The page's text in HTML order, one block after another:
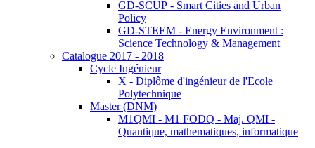
GD-SCUP - Smart Cities and Urban
Policy
GD-STEEM - Energy Environment :
Science Technology & Management
Catalogue 2017 - 2018
Cycle Ingénieur
X - Diplôme d'ingénieur de l'Ecole
Polytechnique
Master (DNM)
M1QMI - M1 FODQ - Maj. QMI -
Quantique, mathematiques, informatique